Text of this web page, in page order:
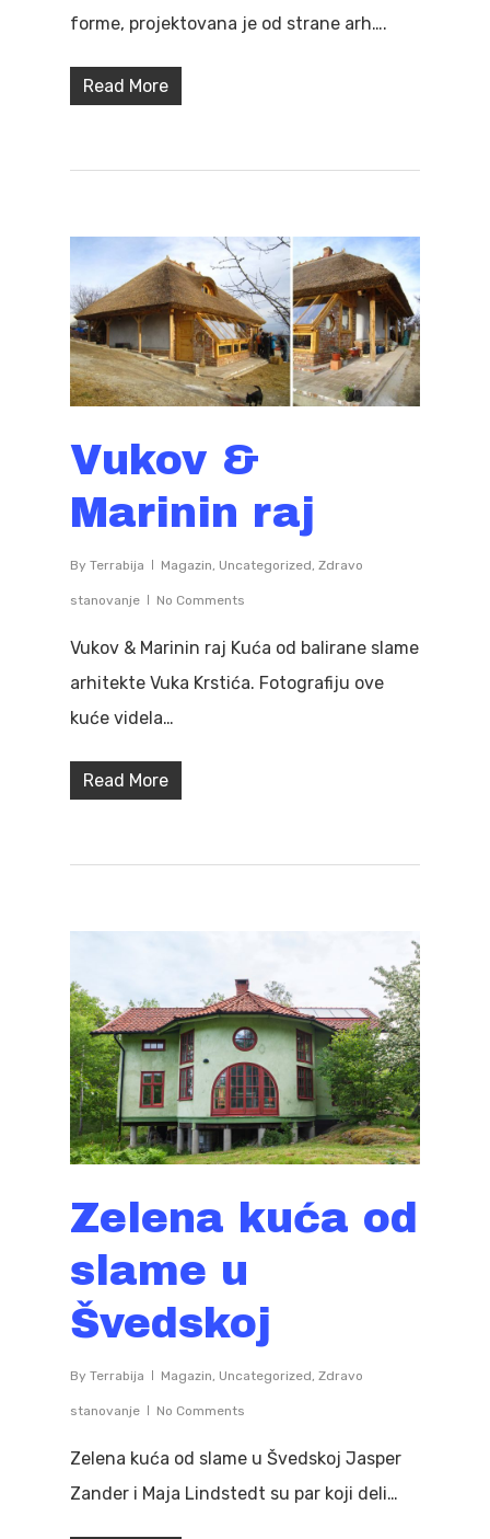
forme, projektovana je od strane arh….
Read More
Vukov &
Marinin raj
By Terrabija Magazin, Uncategorized, Zdravo
stanovanje No Comments
Vukov & Marinin raj Kuća od balirane slame
arhitekte Vuka Krstića. Fotografiju ove
kuće videla…
Read More
Zelena kuća od
slame u
Švedskoj
By Terrabija Magazin, Uncategorized, Zdravo
stanovanje No Comments
Zelena kuća od slame u Švedskoj Jasper
Zander i Maja Lindstedt su par koji deli…